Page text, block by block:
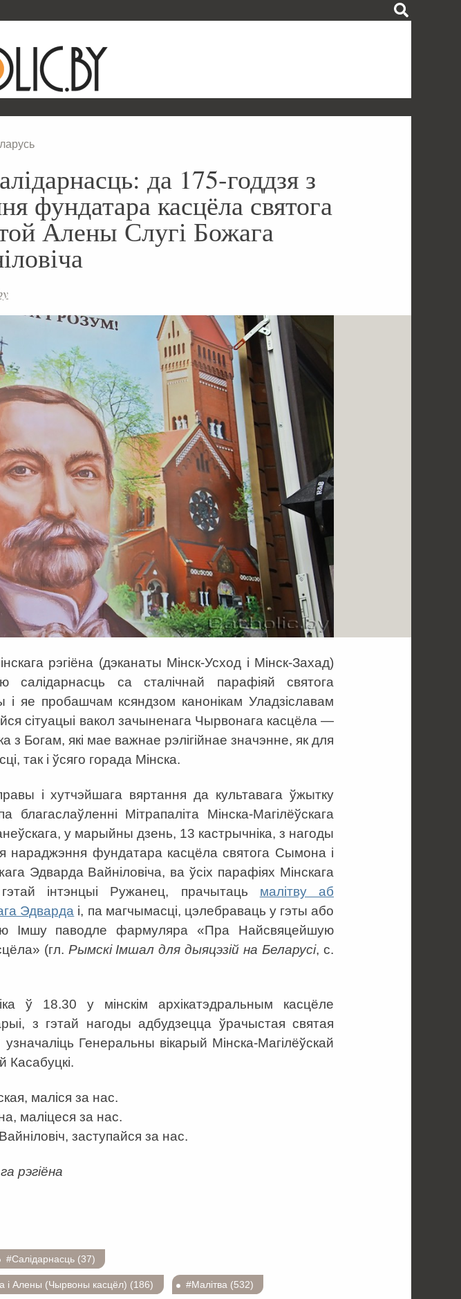
да 175-годдзя з
фундатара касцёла святога
Алены Слугі Божага
рэгіёна (дэканаты Мінск-Усход і Мінск-Захад)
салідарнасць са сталічнай парафіяй святога
яе пробашчам ксяндзом канонікам Уладзіславам
сітуацыі вакол зачыненага Чырвонага касцёла —
з Богам, які мае важнае рэлігійнае значэнне, як для
так і ўсяго горада Мінска.
і хутчэйшага вяртання да культавага ўжытку
благаслаўленні Мітрапаліта Мінска-Магілёўскага
у марыйны дзень, 13 кастрычніка, з нагоды
нараджэння фундатара касцёла святога Сымона і
Эдварда Вайніловіча, ва ўсіх парафіях Мінскага
інтэнцыі Ружанец, прачытаць малітву аб
Эдварда і, па магчымасці, цэлебраваць у гэты або
Імшу паводле фармуляра «Пра Найсвяцейшую
(гл. Рымскі Імшал для дыяцэзій на Беларусі, с.
ў 18.30 у мінскім архікатэдральным касцёле
з гэтай нагоды адбудзецца ўрачыстая святая
Генеральны вікарый Мінска-Магілёўскай
Касабуцкі.
маліся за нас.
маліцеся за нас.
заступайся за нас.
рэгіёна
#Салідарнасць (37)
Алены (Чырвоны касцёл) (186) #Малітва (532)